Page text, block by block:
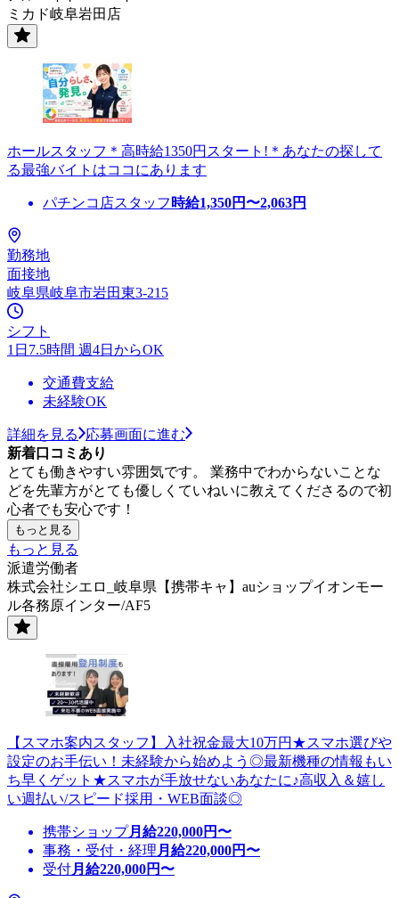
ミカド岐阜岩田店
ホールスタッフ＊高時給1350円スタート!＊あなたの探して
る最強バイトはココにあります
パチンコ店スタッフ 時給1,350円〜2,063円
勤務地
面接地
岐阜県岐阜市岩田東3-215
シフト
1日7.5時間 週4日からOK
交通費支給
未経験OK
詳細を見る
応募画面に進む
新着口コミあり
とても働きやすい雰囲気です。 業務中でわからないことな
どを先輩方がとても優しくていねいに教えてくださるので初
心者でも安心です！
もっと見る
もっと見る
派遣労働者
株式会社シエロ_岐阜県【携帯キャ】auショップイオンモー
ル各務原インター/AF5
【スマホ案内スタッフ】入社祝金最大10万円★スマホ選びや
設定のお手伝い！未経験から始めよう◎最新機種の情報もい
ち早くゲット★スマホが手放せないあなたに♪高収入＆嬉し
い週払い/スピード採用・WEB面談◎
携帯ショップ月給220,000円〜
事務・受付・経理 月給220,000円〜
受付月給220,000円〜